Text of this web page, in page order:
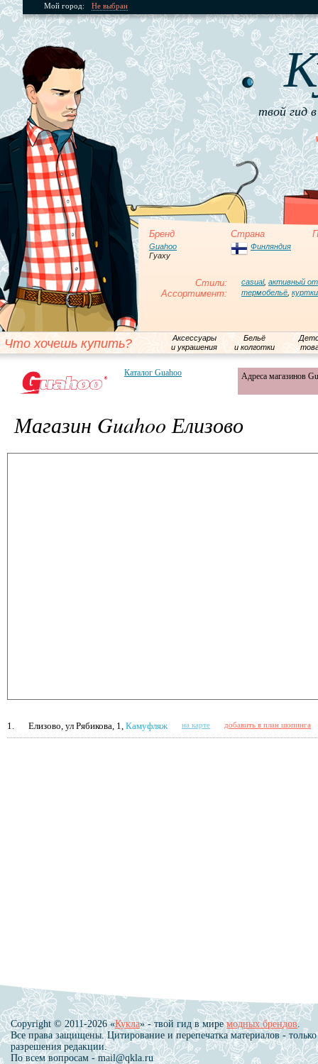
Мой город: Не выбран
твой гид
Бренд Страна
Guahoo
Гуаху
Финляндия
Стили: casual, активный
Ассортимент: термобельё куртки
Что хочешь купить?
Аксессуары
и украшения
Бельё
и колготки
Каталог Guahoo Адреса магазинов
Магазин Guahoo Елизово
1. Елизово, ул Рябикова, 1, Камуфляж на карте добавить в план шопинга
Copyright © 2011-2026 «Кукла» - твой гид в миремодных брендов.
Все права защищены. Цитирование и перепечатка материалов - только
разрешения редакции.
По всем вопросам - mail@qkla.ru